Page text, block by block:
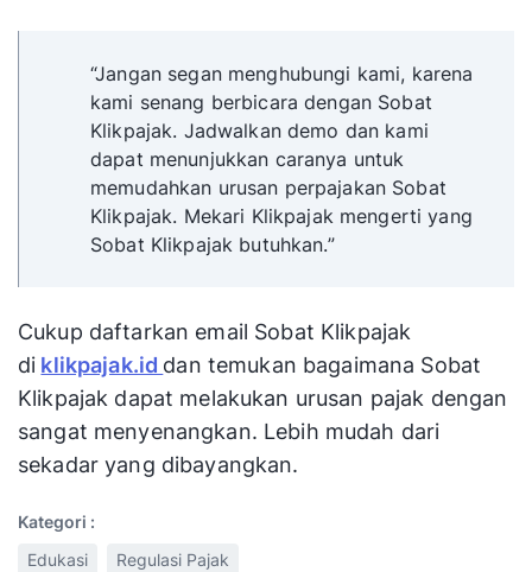
“Jangan segan menghubungi kami, karena
kami senang berbicara dengan Sobat
Klikpajak. Jadwalkan demo dan kami
dapat menunjukkan caranya untuk
memudahkan urusan perpajakan Sobat
Klikpajak. Mekari Klikpajak mengerti yang
Sobat Klikpajak butuhkan.”
Cukup daftarkan email Sobat Klikpajak
di klikpajak.id dan temukan bagaimana Sobat
Klikpajak dapat melakukan urusan pajak dengan
sangat menyenangkan. Lebih mudah dari
sekadar yang dibayangkan.
Kategori :
Edukasi
Regulasi Pajak